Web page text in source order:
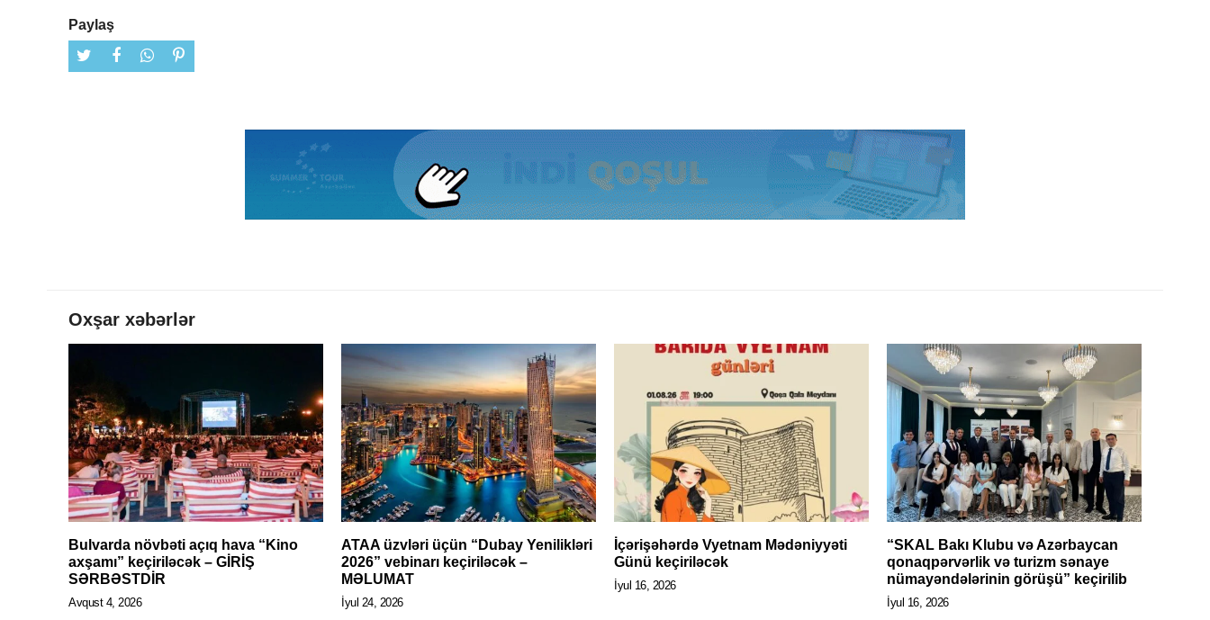
Paylaş
Oxşar xəbərlər
Bulvarda növbəti açıq hava “Kino
axşamı” keçiriləcək – GİRİŞ
SƏRBƏSTDİR
Avqust 4, 2026
ATAA üzvləri üçün “Dubay Yenilikləri
2026” vebinarı keçiriləcək –
MƏLUMAT
İyul 24, 2026
İçərişəhərdə Vyetnam Mədəniyyəti
Günü keçiriləcək
İyul 16, 2026
“SKAL Bakı Klubu və Azərbaycan
qonaqpərvərlik və turizm sənaye
nümayəndələrinin görüşü” keçirilib
İyul 16, 2026